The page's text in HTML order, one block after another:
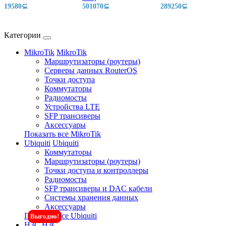
19580⊆
501070⊆
289250⊆
Категории
MikroTik MikroTik
Маршрутизаторы (роутеры)
Серверы данных RouterOS
Точки доступа
Коммутаторы
Радиомосты
Устройства LTE
SFP трансиверы
Аксессуары
Показать все MikroTik
Ubiquiti Ubiquiti
Коммутаторы
Маршрутизаторы (роутеры)
Точки доступа и контроллеры
Радиомосты
SFP трансиверы и DAC кабели
Системы хранения данных
Аксессуары
Показать все Ubiquiti
Выгодно!